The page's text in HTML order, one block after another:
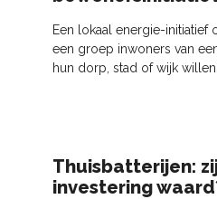
Een lokaal energie-initiatief
een groep inwoners van
hun dorp, stad of wijk willen
Thuisbatterijen:
investering